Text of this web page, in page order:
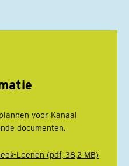
voor Kanaal
documenten.
Loenen (pdf, 38,2 MB)